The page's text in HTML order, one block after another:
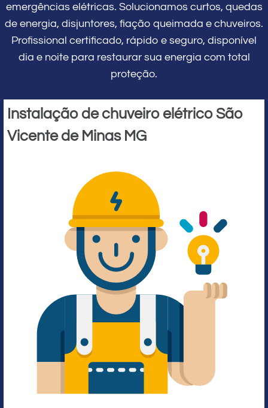
emergências elétricas. Solucionamos curtos, quedas
de energia, disjuntores, fiação queimada e chuveiros.
Profissional certificado, rápido e seguro, disponível
dia e noite para restaurar sua energia com total
proteção.
Instalação de chuveiro elétrico São
Vicente de Minas MG